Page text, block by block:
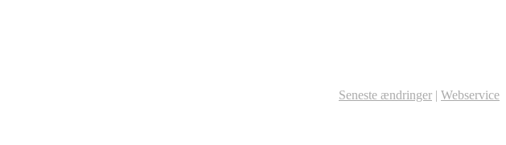
Seneste ændringer | Webservice